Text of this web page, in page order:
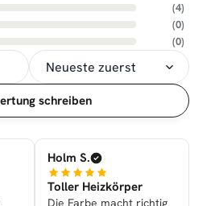
(4)
(0)
(0)
schreiben
Holm S.
Toller Heizkörper
Die Farbe macht richtig